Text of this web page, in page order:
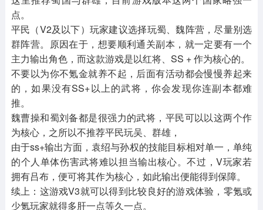
点。
平民（V2及以下）玩家建议选择玩蜀、魏阵营，尽量别选
群阵营。原因在于，想要顺利通关副本，就一定要有一个
主力输出角色，而这款游戏是以红将、SS + 作为核心的。
不要以为你不氪金就养不起，后面有活动都会慢慢养起来
的，如果没有SS+以上的武将，你会发现你连副本都难
推。
魏曹操和蜀刘备都是很强力的武将，平民可以以这两个作
为核心，之所以不推荐平民玩吴、群雄，
由于ss+输出方面，袁绍与孙权的技能目标相对单一，单纯
的个人单体伤害武将难以担当输出核心。不过，V玩家若
拥有吕布，便可将其作为核心，如此输出便能得到保障。
续上：这游戏V3就可以得到比较良好的游戏体验，零氪或
少氪玩家就得多肝一点等久一点。